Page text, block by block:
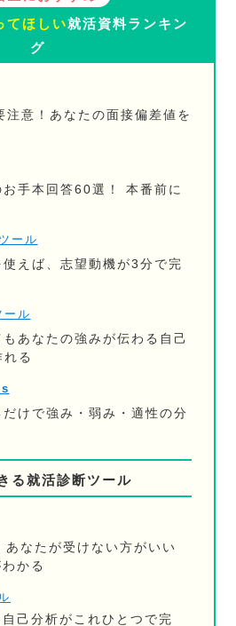
てほしい就活資料ランキン
グ
注意！あなたの面接偏差値を
手本回答60選！ 本番前に
ール
えば、志望動機が3分で完
ール
あなたの強みが伝わる自己
る
けで強み・弱み・適性の分
る就活診断ツール
あなたが受けない方がいい
かる
己分析がこれひとつで完